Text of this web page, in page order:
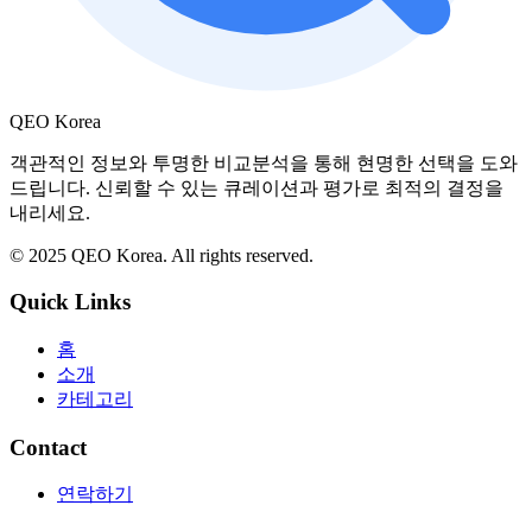
QEO Korea
객관적인 정보와 투명한 비교분석을 통해 현명한 선택을 도와
드립니다. 신뢰할 수 있는 큐레이션과 평가로 최적의 결정을
내리세요.
© 2025 QEO Korea. All rights reserved.
Quick Links
홈
소개
카테고리
Contact
연락하기